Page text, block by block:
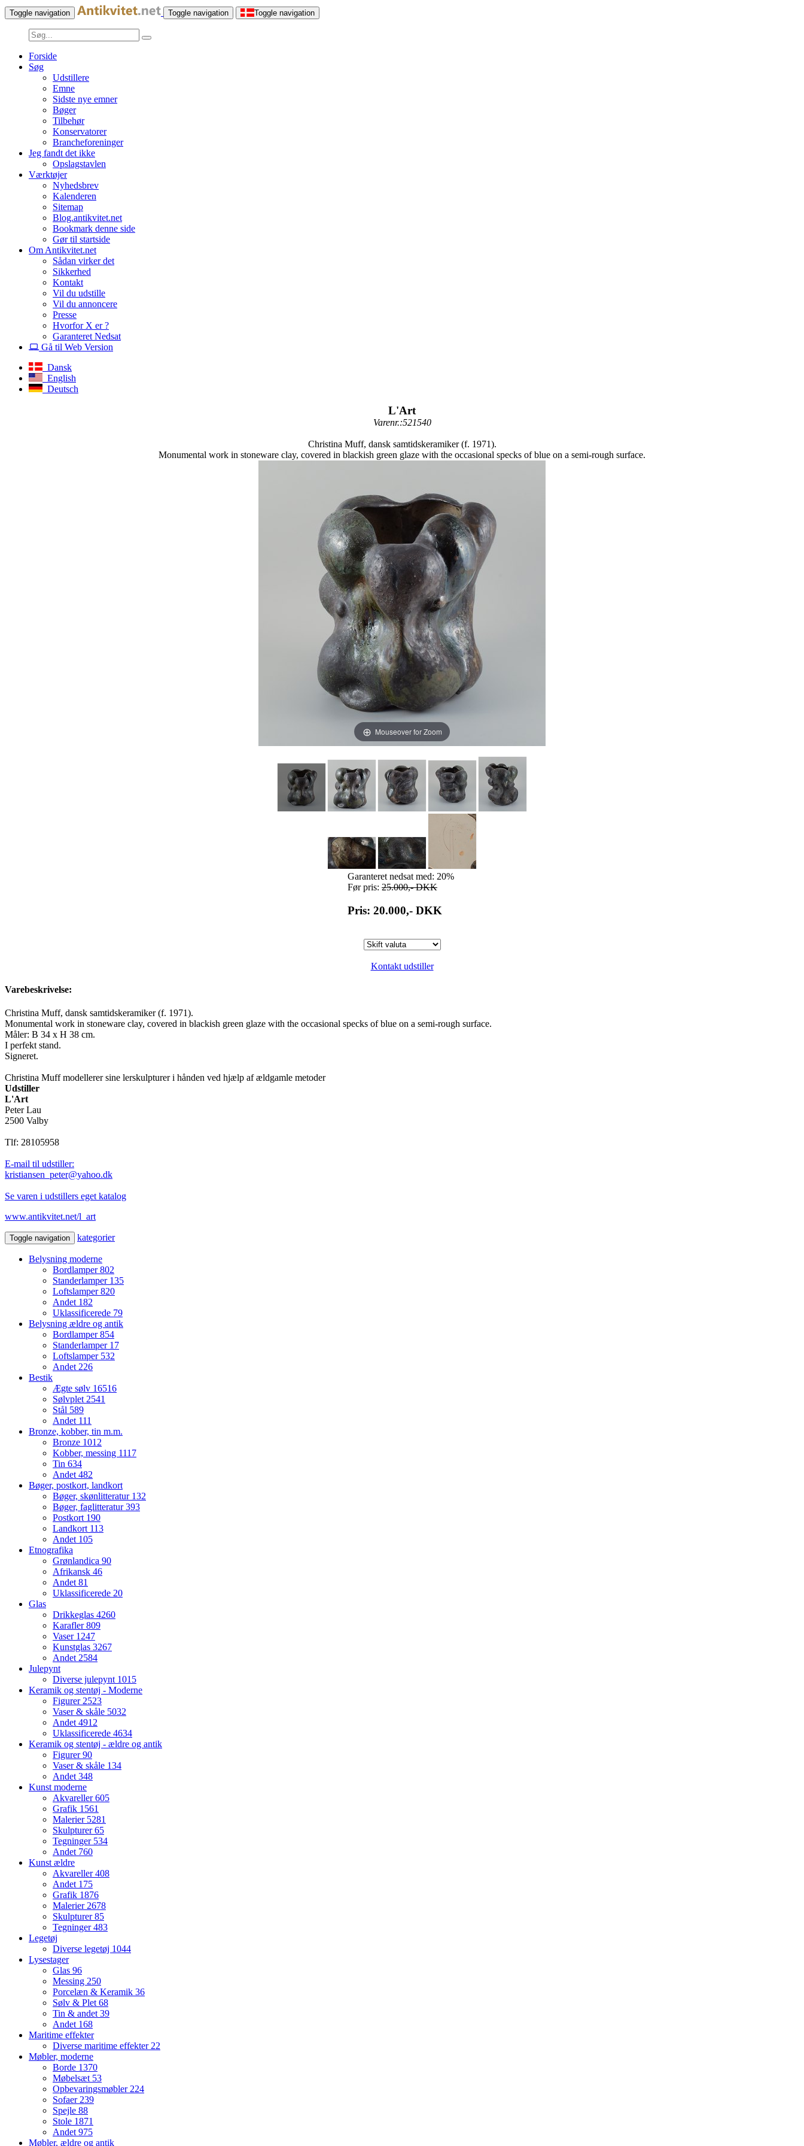
Toggle navigation Toggle navigation Toggle navigation
Forside
Søg
Udstillere
Emne
Sidste nye emner
Bøger
Tilbehør
Konservatorer
Brancheforeninger
Jeg fandt det ikke
Opslagstavlen
Værktøjer
Nyhedsbrev
Kalenderen
Sitemap
Blog.antikvitet.net
Bookmark denne side
Gør til startside
Om Antikvitet.net
Sådan virker det
Sikkerhed
Kontakt
Vil du udstille
Vil du annoncere
Presse
Hvorfor X er ?
Garanteret Nedsat
Gå til Web Version
Dansk
English
Deutsch
L'Art
Varenr.:521540
Christina Muff, dansk samtidskeramiker (f. 1971).
Monumental work in stoneware clay, covered in blackish green glaze with the occasional specks of blue on a semi-rough surface.
Mouseover for Zoom
Garanteret nedsat med: 20%
Før pris: 25.000,-DKK
Pris: 20.000,- DKK
Kontakt udstiller
Varebeskrivelse:
Christina Muff, dansk samtidskeramiker (f. 1971).
Monumental work in stoneware clay, covered in blackish green glaze with the occasional specks of blue on a semi-rough surface.
Måler: B 34 x H 38 cm.
I perfekt stand.
Signeret.
Christina Muff modellerer sine lerskulpturer i hånden ved hjælp af ældgamle metoder
Udstiller
L'Art
Peter Lau
2500 Valby
Tlf: 28105958
E-mail til udstiller:
kristiansen_peter@yahoo.dk
Se varen i udstillers eget katalog
www.antikvitet.net/l_art
Toggle navigation kategorier
Belysning moderne
Bordlamper802
Standerlamper 135
Loftslamper820
Andet 182
Uklassificerede 79
Belysning ældre og antik
Bordlamper854
Standerlamper 17
Loftslamper 532
Andet226
Bestik
Ægte sølv 16516
Sølvplet2541
Stål 589
Andet 111
Bronze, kobber, tin m.m.
Bronze 1012
Kobber, messing 1117
Tin 634
Andet482
Bøger, postkort, landkort
Bøger, skønlitteratur 132
Bøger, faglitteratur393
Postkort 190
Landkort 113
Andet 105
Etnografika
Grønlandica 90
Afrikansk 46
Andet81
Uklassificerede 20
Glas
Drikkeglas 4260
Karafler809
Vaser 1247
Kunstglas 3267
Andet2584
Julepynt
Diverse julepynt 1015
Keramik og stentøj - Moderne
Figurer2523
Vaser & skåle 5032
Andet4912
Uklassificerede 4634
Keramik og stentøj - ældre og antik
Figurer90
Vaser & skåle 134
Andet348
Kunst moderne
Akvareller605
Grafik 1561
Malerier 5281
Skulpturer65
Tegninger 534
Andet 760
Kunst ældre
Akvareller408
Andet 175
Grafik 1876
Malerier2678
Skulpturer85
Tegninger483
Legetøj
Diverse legetøj 1044
Lysestager
Glas 96
Messing 250
Porcelæn & Keramik 36
Sølv & Plet68
Tin & andet39
Andet 168
Maritime effekter
Diverse maritime effekter22
Møbler, moderne
Borde 1370
Møbelsæt 53
Opbevaringsmøbler224
Sofaer239
Spejle 88
Stole 1871
Andet975
Møbler, ældre og antik